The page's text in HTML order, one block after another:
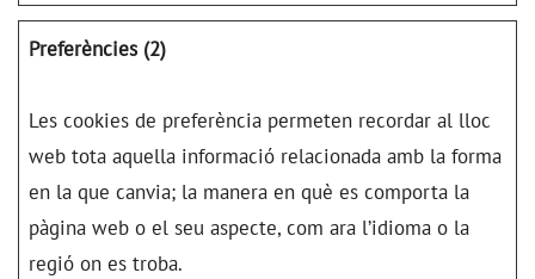
Preferències (2)
Les cookies de preferència permeten recordar al lloc
web tota aquella informació relacionada amb la forma
en la que canvia; la manera en què es comporta la
pàgina web o el seu aspecte, com ara l’idioma o la
regió on es troba.